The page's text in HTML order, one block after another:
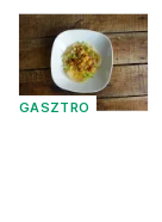
GASZTRO